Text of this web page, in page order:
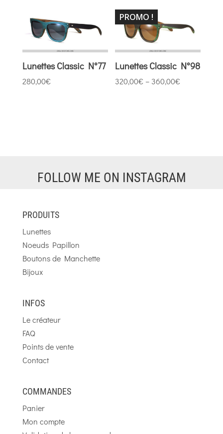
Lunettes Classic N°77
280,00€
PROMO !
Lunettes Classic N°98
320,00€ – 360,00€
FOLLOW ME ON INSTAGRAM
PRODUITS
Lunettes
Noeuds Papillon
Boutons de Manchette
Bijoux
INFOS
Le créateur
FAQ
Points de vente
Contact
COMMANDES
Panier
Mon compte